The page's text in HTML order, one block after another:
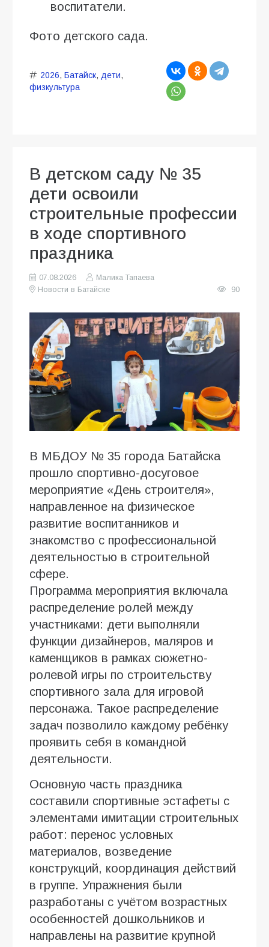
воспитатели.
Фото детского сада.
2026, Батайск, дети,
физкультура
В детском саду № 35
дети освоили
строительные профессии
в ходе спортивного
праздника
07.08.2026
Малика Тапаева
Новости в Батайске
90
В МБДОУ № 35 города Батайска
прошло спортивно-досуговое
мероприятие «День строителя»,
направленное на физическое
развитие воспитанников и
знакомство с профессиональной
деятельностью в строительной
сфере.
Программа мероприятия включала
распределение ролей между
участниками: дети выполняли
функции дизайнеров, маляров и
каменщиков в рамках сюжетно-
ролевой игры по строительству
спортивного зала для игровой
персонажа. Такое распределение
задач позволило каждому ребёнку
проявить себя в командной
деятельности.
Основную часть праздника
составили спортивные эстафеты с
элементами имитации строительных
работ: перенос условных
материалов, возведение
конструкций, координация действий
в группе. Упражнения были
разработаны с учётом возрастных
особенностей дошкольников и
направлены на развитие крупной